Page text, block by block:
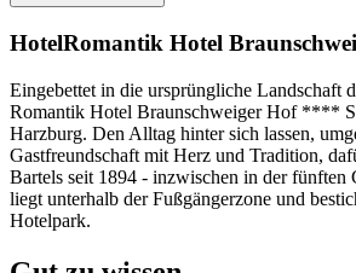
HotelRomantik Hotel
Eingebettet in die ursprüngliche Landschaft
Romantik Hotel Braunschweiger Hof ****
Harzburg. Den Alltag hinter sich lassen,
Gastfreundschaft mit Herz und Tradition,
Bartels seit 1894 - inzwischen in der fünften
liegt unterhalb der Fußgängerzone und
Hotelpark.